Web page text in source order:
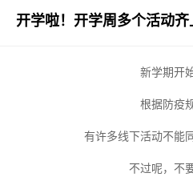
开学啦！开学周多个活动齐
新学期开
根据防疫
有许多线下活动不能
不过呢，不